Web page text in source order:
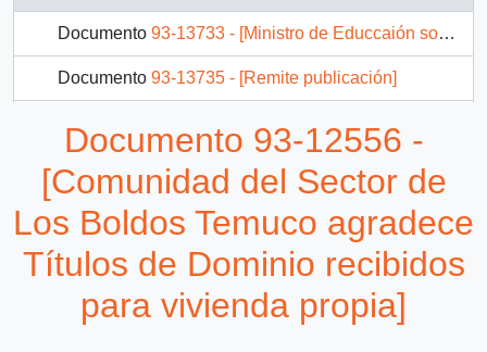
Documento 93-13733 - [Ministro de Educcaión solicita la designación de representante en el Consejo Nacional del Libro y la Cultura]
Documento 93-13735 - [Remite publicación]
Documento 93-13739 - [Memorandum N° 690 de Director de Ceremonial y Protocolo, remite carta]
2413 más...
Documento 93-12556 -
[Comunidad del Sector de
Los Boldos Temuco agradece
Títulos de Dominio recibidos
para vivienda propia]